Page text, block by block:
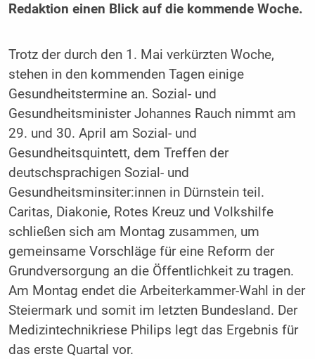
Redaktion einen Blick auf die kommende Woche.
Trotz der durch den 1. Mai verkürzten Woche,
stehen in den kommenden Tagen einige
Gesundheitstermine an. Sozial- und
Gesundheitsminister Johannes Rauch nimmt am
29. und 30. April am Sozial- und
Gesundheitsquintett, dem Treffen der
deutschsprachigen Sozial- und
Gesundheitsminsiter:innen in Dürnstein teil.
Caritas, Diakonie, Rotes Kreuz und Volkshilfe
schließen sich am Montag zusammen, um
gemeinsame Vorschläge für eine Reform der
Grundversorgung an die Öffentlichkeit zu tragen.
Am Montag endet die Arbeiterkammer-Wahl in der
Steiermark und somit im letzten Bundesland. Der
Medizintechnikriese Philips legt das Ergebnis für
das erste Quartal vor.